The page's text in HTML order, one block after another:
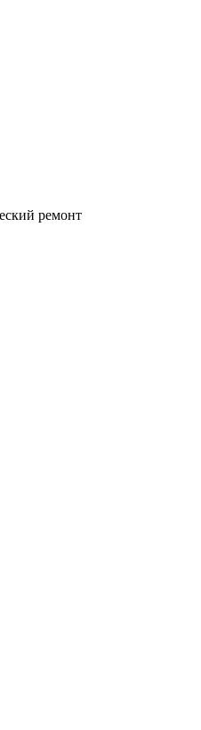
ремонт